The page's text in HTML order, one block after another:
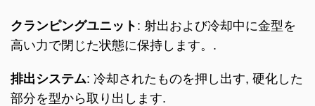
クランピングユニット : 射出および冷却中に金型を
高い力で閉じた状態に保持します。.
排出システム: 冷却されたものを押し出す, 硬化した
部分を型から取り出します.